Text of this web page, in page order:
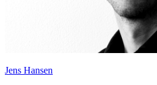
Jens Hansen